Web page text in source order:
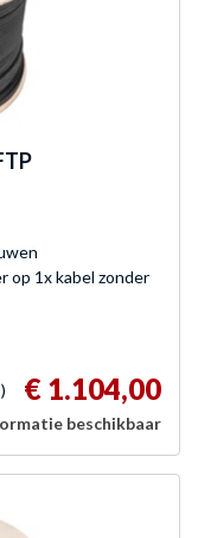
op 1x kabel zonder
) € 1.104,00
beschikbaar